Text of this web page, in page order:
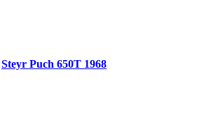
Steyr Puch 650T 1968